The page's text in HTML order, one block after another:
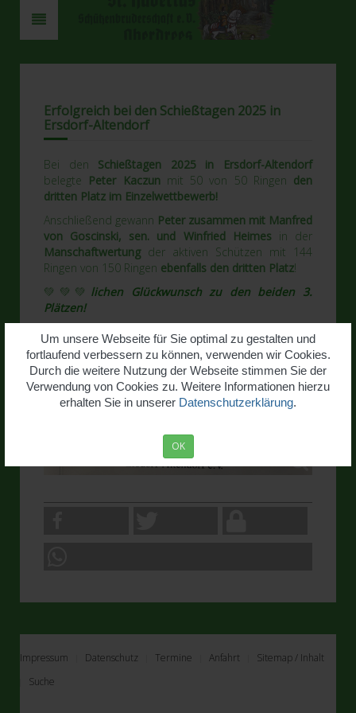
Um unsere Webseite für Sie optimal zu gestalten und
fortlaufend verbessern zu können, verwenden wir Cookies.
Durch die weitere Nutzung der Webseite stimmen Sie der
Verwendung von Cookies zu. Weitere Informationen hierzu
erhalten Sie in unserer Datenschutzerklärung.
OK
Erfolgreich bei den Schießtagen 2025 in
Ersdorf-Altendorf
Bei den Schießtagen 2025 in Ersdorf-Altendorf
belegte Peter Kaczun mit 50 von 50 Ringen den
dritten Platz im Einzelwettbewerb!
Anschließend gewann Peter zusammen mit Manfred
von Goscinski, sen. und Winfried Heimes in der
Manschaftwertungder aktiven Schützen mit 144
Ringen von 150 Ringen ebenfalls den dritten Platz!
💚💚💚 lichen Glückwunsch zu den beiden 3.
Plätzen!
Impressum Datenschutz Termine Anfahrt
Sitemap / Inhalt
Suche